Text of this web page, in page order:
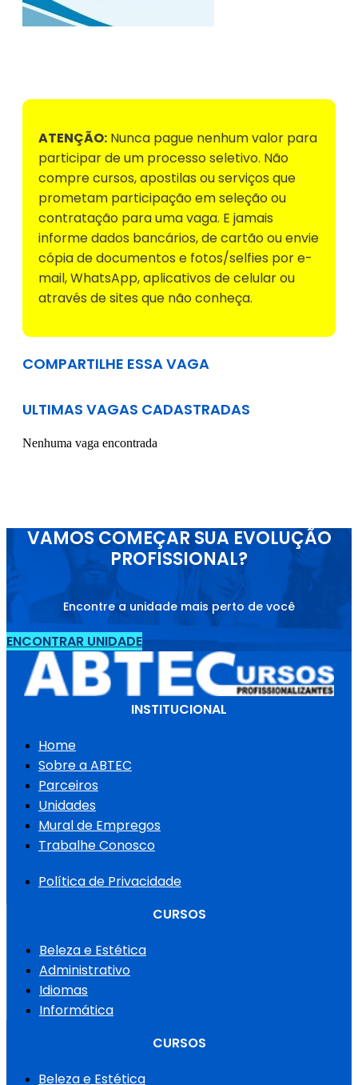
ATENÇÃO: Nunca pague nenhum valor para
participar de um processo seletivo. Não
compre cursos, apostilas ou serviços que
prometam participação em seleção ou
contratação para uma vaga. E jamais
informe dados bancários, de cartão ou envie
cópia de documentos e fotos/selfies por e-
mail, WhatsApp, aplicativos de celular ou
através de sites que não conheça.
COMPARTILHE ESSA VAGA
ULTIMAS VAGAS CADASTRADAS
Nenhuma vaga encontrada
VAMOS COMEÇAR SUA EVOLUÇÃO
PROFISSIONAL?
Encontre a unidade mais perto de você
ENCONTRAR UNIDADE
INSTITUCIONAL
Home
Sobre a ABTEC
Parceiros
Unidades
Mural de Empregos
Trabalhe Conosco
Política de Privacidade
CURSOS
Beleza e Estética
Administrativo
Idiomas
Informática
CURSOS
Beleza e Estética